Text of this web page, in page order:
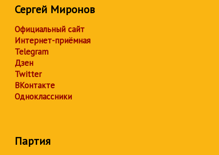
Сергей Миронов
Официальный сайт
Интернет-приёмная
Telegram
Дзен
Twitter
ВКонтакте
Одноклассники
Партия